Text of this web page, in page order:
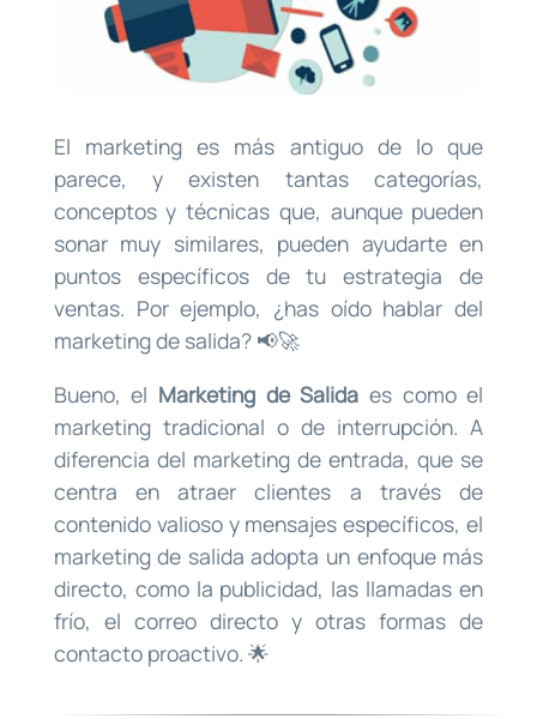
El marketing es más antiguo de lo que
parece, y existen tantas categorías,
conceptos y técnicas que, aunque pueden
sonar muy similares, pueden ayudarte en
puntos específicos de tu estrategia de
ventas. Por ejemplo, ¿has oído hablar del
marketing de salida? 📢🚀
Bueno, el Marketing de Salida es como el
marketing tradicional o de interrupción. A
diferencia del marketing de entrada, que se
centra en atraer clientes a través de
contenido valioso y mensajes específicos, el
marketing de salida adopta un enfoque más
directo, como la publicidad, las llamadas en
frío, el correo directo y otras formas de
contacto proactivo. 🌟